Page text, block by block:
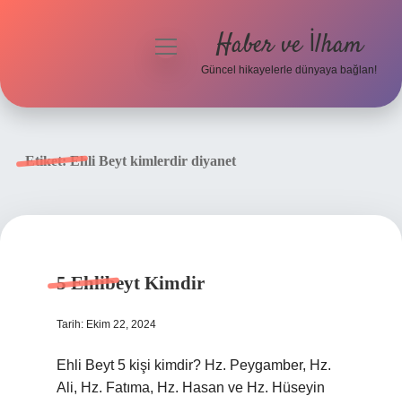
menüyü
Haber ve İlham
Güncel hikayelerle dünyaya bağlan!
Etiket:Ehli Beyt kimlerdir diyanet
5 Ehlibeyt Kimdir
Tarih: Ekim 22, 2024
Ehli Beyt 5 kişi kimdir? Hz. Peygamber, Hz.
Ali, Hz. Fatıma, Hz. Hasan ve Hz. Hüseyin